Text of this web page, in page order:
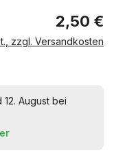
2,50 €
zzgl. Versandkosten
August bei